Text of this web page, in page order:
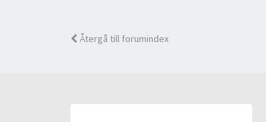
Återgå till forumindex